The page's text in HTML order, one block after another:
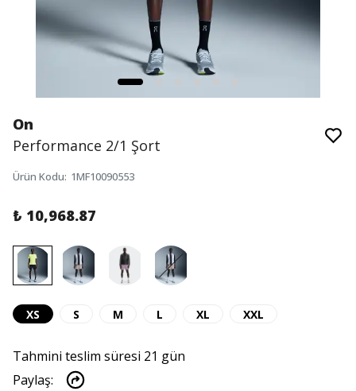
On
Performance 2/1 Şort
Ürün Kodu: 1MF10090553
₺ 10,968.87
XS S M L XL XXL
Tahmini teslim süresi 21 gün
Paylaş: